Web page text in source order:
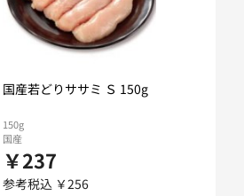
国産若どりササミ Ｓ 150g
150g
国産
￥237
参考税込 ￥256